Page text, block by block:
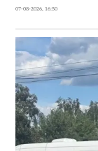
07-08-2026, 16:50